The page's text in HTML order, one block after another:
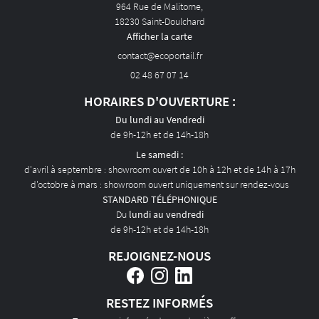
964 Rue de Malitorne,
18230 Saint-Doulchard
Afficher la carte
02 48 67 07 14
HORAIRES D'OUVERTURE :
Du lundi au Vendredi
de 9h-12h et de 14h-18h
Le samedi :
d'avril à septembre : showroom ouvert de 10h à 12h et de 14h à 17h
d'octobre à mars : showroom ouvert uniquement sur rendez-vous
STANDARD TÉLÉPHONIQUE
Du lundi au vendredi
de 9h-12h et de 14h-18h
REJOIGNEZ-NOUS
RESTEZ INFORMÉS